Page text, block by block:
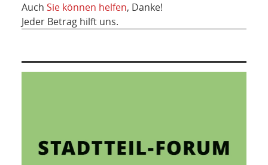
Auch Sie können helfen, Danke!
Jeder Betrag hilft uns.